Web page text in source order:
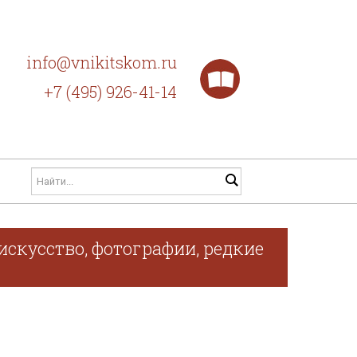
info@vnikitskom.ru
+7 (495) 926-41-14
фотографии, редкие